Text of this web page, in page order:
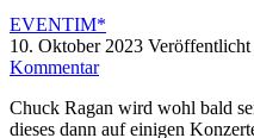
EVENTIM*
10. Oktober 2023 Veröffentlicht
Kommentar
Chuck Ragan wird wohl bald
dieses dann auf einigen